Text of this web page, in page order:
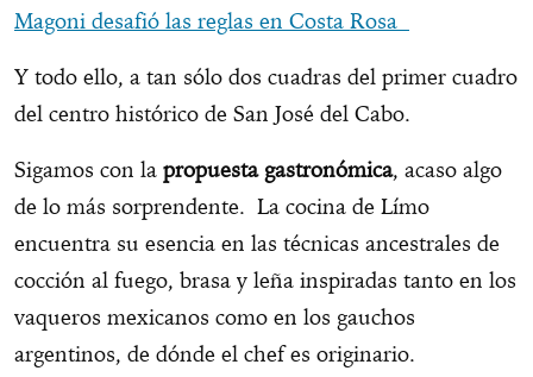
Magoni desafió las reglas en Costa Rosa
Y todo ello, a tan sólo dos cuadras del primer cuadro
del centro histórico de San José del Cabo.
Sigamos con la propuesta gastronómica, acaso algo
de lo más sorprendente. La cocina de Límo
encuentra su esencia en las técnicas ancestrales de
cocción al fuego, brasa y leña inspiradas tanto en los
vaqueros mexicanos como en los gauchos
argentinos, de dónde el chef es originario.